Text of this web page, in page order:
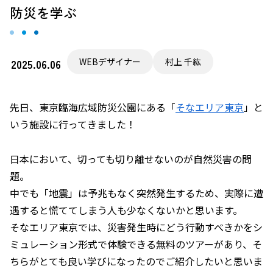
防災を学ぶ
2025.06.06 WEBデザイナー 村上 千紘
先日、東京臨海広域防災公園にある「そなエリア東京」と
いう施設に行ってきました！
日本において、切っても切り離せないのが自然災害の問
題。
中でも「地震」は予兆もなく突然発生するため、実際に遭
遇すると慌ててしまう人も少なくないかと思います。
そなエリア東京では、災害発生時にどう行動すべきかをシ
ミュレーション形式で体験できる無料のツアーがあり、そ
ちらがとても良い学びになったのでご紹介したいと思いま